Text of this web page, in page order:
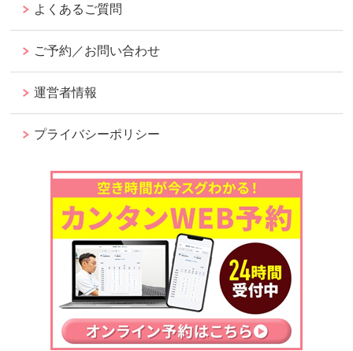
よくあるご質問
ご予約／お問い合わせ
運営者情報
プライバシーポリシー